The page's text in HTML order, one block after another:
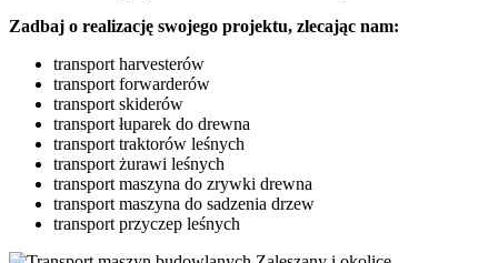
Zadbaj o realizację swojego projektu, zlecając nam:
transport harvesterów
transport forwarderów
transport skiderów
transport łuparek do drewna
transport traktorów leśnych
transport żurawi leśnych
transport maszyna do zrywki drewna
transport maszyna do sadzenia drzew
transport przyczep leśnych